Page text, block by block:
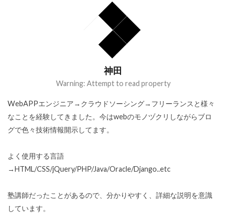
神田
Warning: Attempt to read property
WebAPPエンジニア→クラウドソーシング→フリーランスと様々
なことを経験してきました。今はwebのモノヅクリしながらブロ
グで色々技術情報開示してます。
よく使用する言語
→HTML/CSS/jQuery/PHP/Java/Oracle/Django..etc
塾講師だったことがあるので、分かりやすく、詳細な説明を意識
しています。